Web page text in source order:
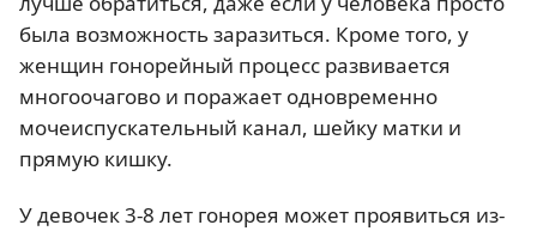
была возможность заразиться. Кроме того, у
женщин гонорейный процесс развивается
многоочагово и поражает одновременно
мочеиспускательный канал, шейку матки и
прямую кишку.
У девочек 3-8 лет гонорея может проявиться из-